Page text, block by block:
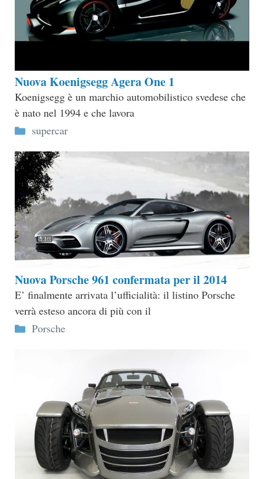
Nuova Koenigsegg Agera One 1
Koenigsegg è un marchio automobilistico svedese che
è nato nel 1994 e che lavora
Categorie
supercar
Nuova Porsche 961 confermata per il 2014
E’ finalmente arrivata l’ufficialità: il listino Porsche
verrà esteso ancora di più con il
Categorie
Porsche